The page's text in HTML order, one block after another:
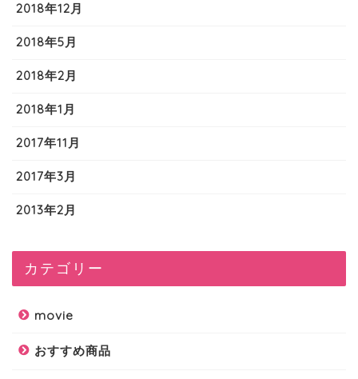
2018年12月
2018年5月
2018年2月
2018年1月
2017年11月
2017年3月
2013年2月
カテゴリー
movie
おすすめ商品